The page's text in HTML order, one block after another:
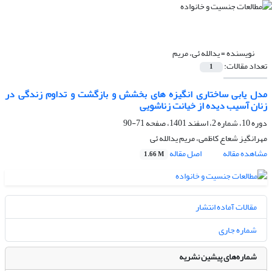
نویسنده =یدالله ئی، مریم
تعداد مقالات: 1
مدل یابی ساختاری انگیزه های بخشش و بازگشت و تداوم زندگی در
زنان آسیب دیده از خیانت زناشویی
دوره 10، شماره 2، اسفند 1401، صفحه
71-90
مهرانگیز شعاع کاظمی، مریم یدالله ئی
مشاهده مقاله
اصل مقاله 1.66 M
مقالات آماده انتشار
شماره جاری
شماره‌های پیشین نشریه